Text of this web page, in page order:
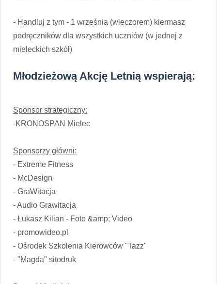
- Handluj z tym - 1 września (wieczorem) kiermasz
podręczników dla wszystkich uczniów (w jednej z
mieleckich szkół)
Młodzieżową Akcję Letnią wspierają:
Sponsor strategiczny:
-KRONOSPAN Mielec
Sponsorzy główni:
- Extreme Fitness
- McDesign
- GraWitacja
- Audio Grawitacja
- Łukasz Kilian - Foto &amp; Video
- promowideo.pl
- Ośrodek Szkolenia Kierowców "Tazz"
- "Magda" sitodruk